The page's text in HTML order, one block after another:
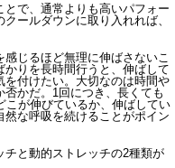
で、通常よりも高いパフォー
ールダウンに取り入れれば、
じるほど無理に伸ばさないこ
りを長時間行うと、伸ばして
付けたい。大切なのは時間や
かだ。1回につき、長くても
こが伸びているか、伸ばしてい
な呼吸を続けることがポイン
チと動的ストレッチの2種類が